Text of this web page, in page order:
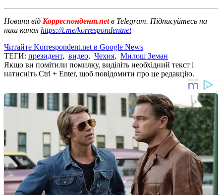
Новини від Корреспондент.netв Telegram. Підписуйтесь на
наш канал https://t.me/korrespondentnet
Читайте Korrespondent.net в Google News
ТЕГИ: президент, видео, Чехия, Милош Земан
Якщо ви помітили помилку, виділіть необхідний текст і
натисніть Ctrl + Enter, щоб повідомити про це редакцію.